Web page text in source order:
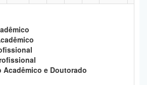
Acadêmico e Doutorado